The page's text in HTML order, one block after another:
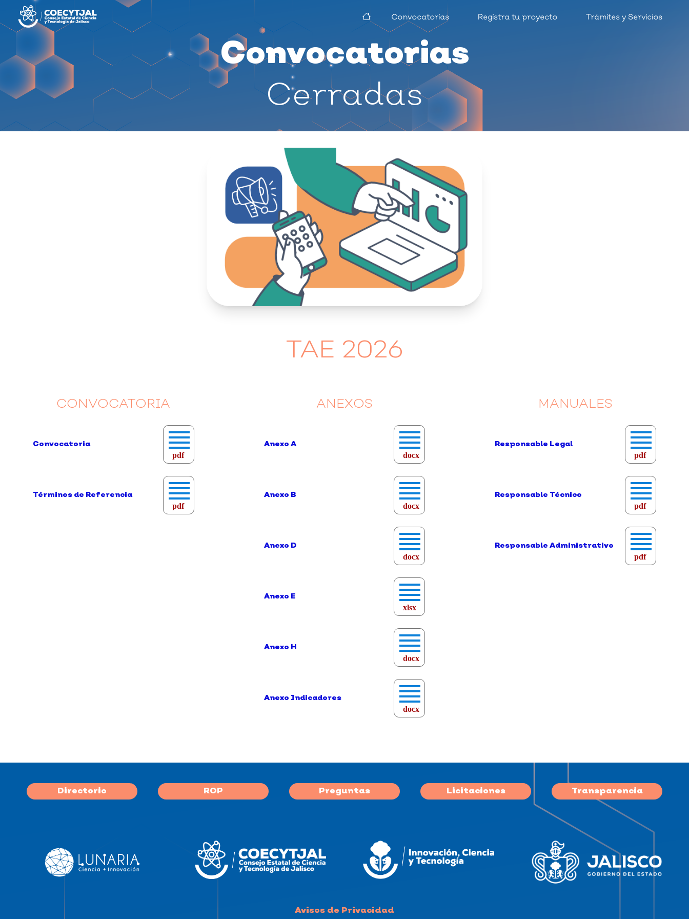
Convocatorias Registra tu proyecto Trámites y Servicios
Convocatorias
Cerradas
TAE 2026
CONVOCATORIA
Convocatoria
pdf
Términos de Referencia
pdf
ANEXOS
Anexo A
docx
Anexo B
docx
Anexo D
docx
Anexo E
xlsx
Anexo H
docx
Anexo Indicadores
docx
MANUALES
Responsable Legal
pdf
Responsable Técnico
pdf
Responsable Administrativo
pdf
Directorio ROP Preguntas Licitaciones Transparencia
Avisos de Privacidad